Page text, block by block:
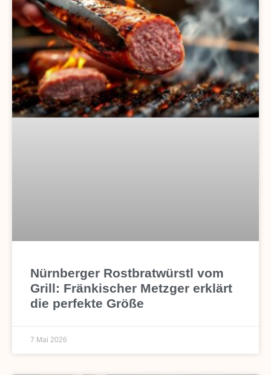
Nürnberger Rostbratwürstl vom
Grill: Fränkischer Metzger erklärt
die perfekte Größe
7 Mai 2026